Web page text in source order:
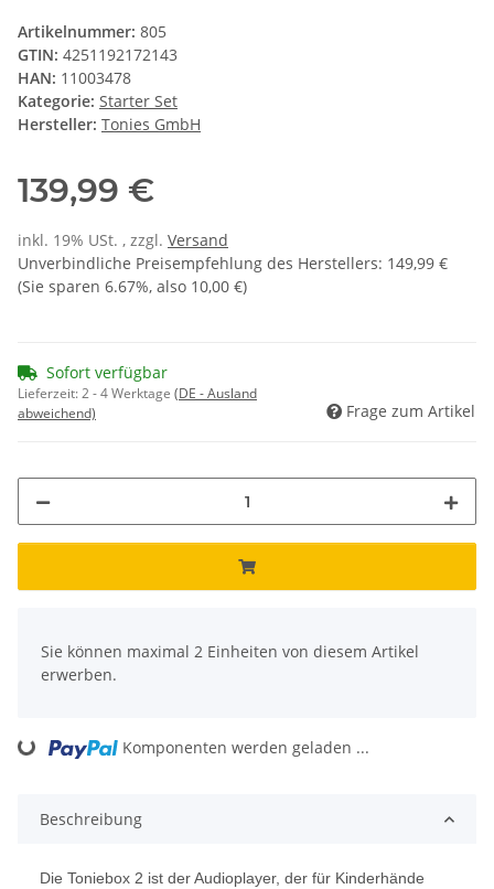
Artikelnummer: 805
GTIN: 4251192172143
HAN: 11003478
Kategorie: Starter Set
Hersteller: Tonies GmbH
139,99 €
inkl. 19% USt. , zzgl. Versand
Unverbindliche Preisempfehlung des Herstellers: 149,99 €
(Sie sparen 6.67%, also 10,00 €)
Sofort verfügbar
Lieferzeit:2 - 4 Werktage (DE - Ausland
abweichend)
Frage zum Artikel
Sie können maximal 2 Einheiten von diesem Artikel
erwerben.
Komponenten werden geladen ...
Beschreibung
Die Toniebox 2 ist der Audioplayer, der für Kinderhände